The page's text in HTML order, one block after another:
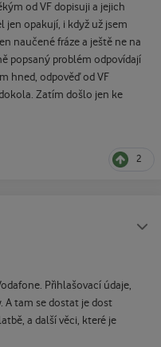
od VF dopisuji a jejich
jen opakují, i když už jsem
naučené fráze a ještě ne na
popsaný problém odpovídají
hned, odpověď od VF
Zatím došlo jen ke
2
Přihlašovací údaje,
A tam se dostat je dost
a další věci, které je